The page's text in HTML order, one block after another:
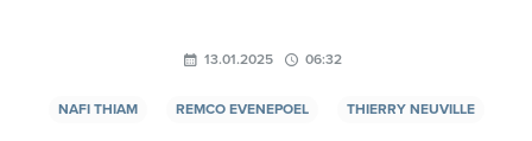
13.01.2025 06:32
NAFI THIAM REMCO EVENEPOEL THIERRY NEUVILLE